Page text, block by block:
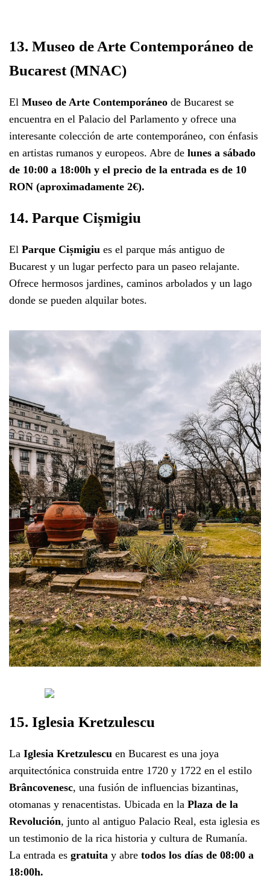
13. Museo de Arte Contemporáneo de
Bucarest (MNAC)
El Museo de Arte Contemporáneo de Bucarest se
encuentra en el Palacio del Parlamento y ofrece una
interesante colección de arte contemporáneo, con énfasis
en artistas rumanos y europeos. Abre de lunes a sábado
de 10:00 a 18:00h y el precio de la entrada es de 10
RON (aproximadamente 2€).
14. Parque Cișmigiu
El Parque Cișmigiu es el parque más antiguo de
Bucarest y un lugar perfecto para un paseo relajante.
Ofrece hermosos jardines, caminos arbolados y un lago
donde se pueden alquilar botes.
15. Iglesia Kretzulescu
La Iglesia Kretzulescu en Bucarest es una joya
arquitectónica construida entre 1720 y 1722 en el estilo
Brâncovenesc, una fusión de influencias bizantinas,
otomanas y renacentistas. Ubicada en la Plaza de la
Revolución, junto al antiguo Palacio Real, esta iglesia es
un testimonio de la rica historia y cultura de Rumanía.
La entrada es gratuita y abre todos los días de 08:00 a
18:00h.